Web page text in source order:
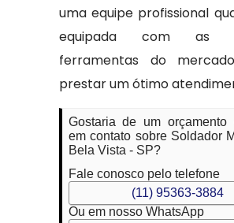
uma equipe profissional
equipada com as
ferramentas do
prestar um ótimo
Gostaria de um orçamento
em contato sobre Soldador
Bela Vista - SP?
Fale conosco pelo telefone
(11) 95363-3884
Ou em nosso WhatsApp